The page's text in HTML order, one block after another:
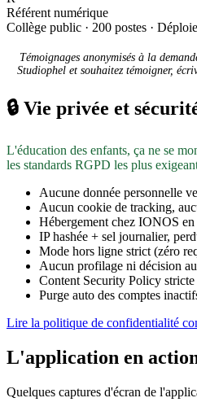
Référent numérique
Collège public · 200 postes ·
Témoignages anonymisés à la
Studiophel et souhaitez témoigner,
🔒 Vie privée et
L'éducation des enfants, ça ne se
les standards RGPD les plus
Aucune donnée personnelle
Aucun cookie de tracking,
Hébergement chez IONOS
IP hashée + sel journalier,
Mode hors ligne strict (zéro
Aucun profilage ni décision
Content Security Policy
Purge auto des comptes
Lire la politique de confidentialité
L'application en
Quelques captures d'écran de